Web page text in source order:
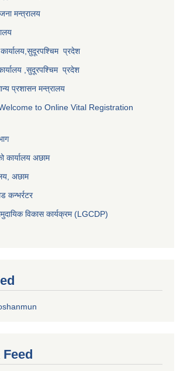
मन्त्रालय
सुदूरपश्चिम प्रदेश
, सुदूरपश्चिम प्रदेश
प्रशासन मन्त्रालय
(Welcome to Online Vital Registration
कार्यालय अछाम
अछाम
कन्भर्रटर
विकास कार्यक्रम (LGCDP)